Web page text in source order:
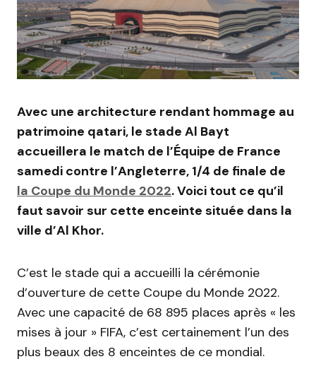
Avec une architecture rendant hommage au
patrimoine qatari, le stade Al Bayt
accueillera le match de l’Équipe de France
samedi contre l’Angleterre, 1/4 de finale de
la Coupe du Monde 2022.Voici tout ce qu’il
faut savoir sur cette enceinte située dans la
ville d’Al Khor.
C’est le stade qui a accueilli la cérémonie
d’ouverture de cette Coupe du Monde 2022.
Avec une capacité de 68 895 places après « les
mises à jour » FIFA, c’est certainement l’un des
plus beaux des 8 enceintes de ce mondial.